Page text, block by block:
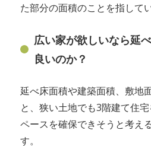
た部分の面積のことを指してい
広い家が欲しいなら延
良いのか？
延べ床面積や建築面積、敷地
と、狭い土地でも3階建て住
ペースを確保できそうと考え
す。